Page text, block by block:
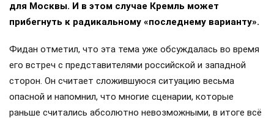
для Москвы. И в этом случае Кремль может
прибегнуть к радикальному «последнему варианту».
Фидан отметил, что эта тема уже обсуждалась во время
его встреч с представителями российской и западной
сторон. Он считает сложившуюся ситуацию весьма
опасной и напомнил, что многие сценарии, которые
раньше считались абсолютно невозможными, в итоге всё